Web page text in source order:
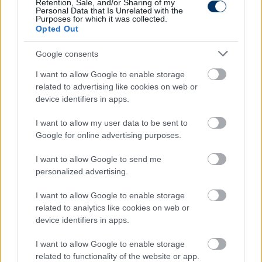
Retention, Sale, and/or Sharing of my
Personal Data that Is Unrelated with the
Purposes for which it was collected.
Opted Out
Google consents
I want to allow Google to enable storage
related to advertising like cookies on web or
device identifiers in apps.
I want to allow my user data to be sent to
Google for online advertising purposes.
I want to allow Google to send me
personalized advertising.
I want to allow Google to enable storage
related to analytics like cookies on web or
device identifiers in apps.
I want to allow Google to enable storage
related to functionality of the website or app.
az építkezést mi is meg tudjuk csinálni, de
sokkal rövidebb idő alatt, mint amibe nekik
tellett. Szeretünk tanulni mások hibáiból, és
nem elkövetni ezeket, amik fájó és
költségesek. Azt gondolom, mi ugyanezt
meg tudjuk csinálni okosan és gyorsan, de
néhány évre szükségünk van ehhez.
További játékosok érkezése is várható
Az Újpest FC új ügyvezetője,Benczédi Balázs
kiemelte, hogy ő maga is futballozott gyerekként
Újpesten és mindig is a klub szurkolója volt, most
pedig igyekszik visszaadni abból, amit a csapattól
eddig kapott.
Ami az utánpótlás-nevelést és a
létesítményhelyzetet illeti, belátható időn belül